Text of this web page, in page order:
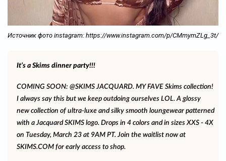
Источник фото instagram: https://www.instagram.com/p/CMmymZLg_3t/
It’s a Skims dinner party!!!
COMING SOON: @SKIMS JACQUARD. MY FAVE Skims collection!
I always say this but we keep outdoing ourselves LOL. A glossy
new collection of ultra-luxe and silky smooth loungewear patterned
with a Jacquard SKIMS logo. Drops in 4 colors and in sizes XXS - 4X
on Tuesday, March 23 at 9AM PT. Join the waitlist now at
SKIMS.COM for early access to shop.